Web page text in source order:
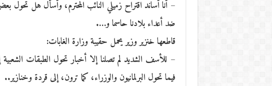
– أنا أساند اقتراح زميلي النائب المحترم، وأسأل هل تحول
ضد أعداء بلادنا حاسما و….
قاطعها خنزير وزير يحمل حقيبة وزارة الغابات:
– للأسف الشديد لم تصلنا إلا أخبار تحول الطبقات
فيما تحول البرلمانيون والوزراء، كما ترون، إلى قردة وخنازير..